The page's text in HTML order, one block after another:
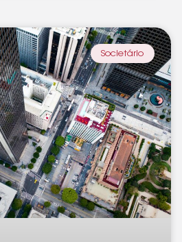
Societário